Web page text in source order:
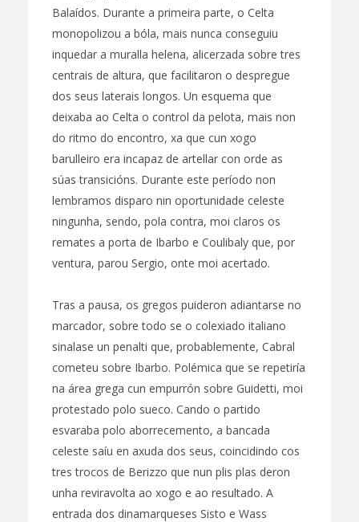
Balaídos. Durante a primeira parte, o Celta
monopolizou a bóla, mais nunca conseguiu
inquedar a muralla helena, alicerzada sobre tres
centrais de altura, que facilitaron o despregue
dos seus laterais longos. Un esquema que
deixaba ao Celta o control da pelota, mais non
do ritmo do encontro, xa que cun xogo
barulleiro era incapaz de artellar con orde as
súas transicións. Durante este período non
lembramos disparo nin oportunidade celeste
ningunha, sendo, pola contra, moi claros os
remates a porta de Ibarbo e Coulibaly que, por
ventura, parou Sergio, onte moi acertado.
Tras a pausa, os gregos puideron adiantarse no
marcador, sobre todo se o colexiado italiano
sinalase un penalti que, probablemente, Cabral
cometeu sobre Ibarbo. Polémica que se repetiría
na área grega cun empurrón sobre Guidetti, moi
protestado polo sueco. Cando o partido
esvaraba polo aborrecemento, a bancada
celeste saíu en axuda dos seus, coincidindo cos
tres trocos de Berizzo que nun plis plas deron
unha reviravolta ao xogo e ao resultado. A
entrada dos dinamarqueses Sisto e Wass